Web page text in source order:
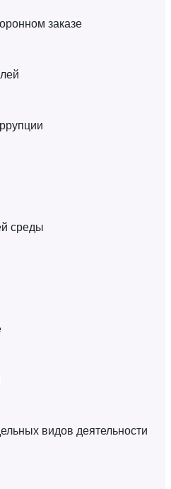
заказе
среды
видов деятельности